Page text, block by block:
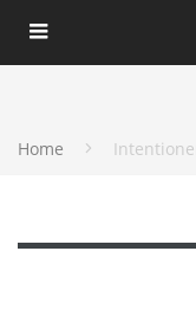
Home